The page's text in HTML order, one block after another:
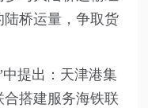
桥运量，争取货
提出：天津港集
搭建服务海铁联